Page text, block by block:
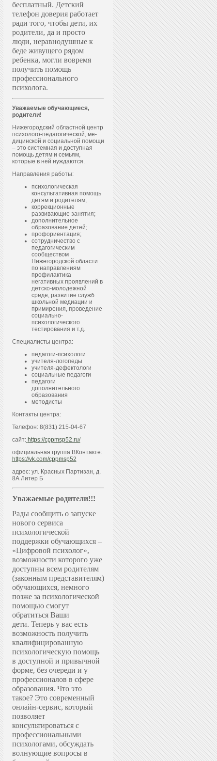
бесплатный. Детский
телефон доверия работает
ради того, чтобы дети, их
родители, да и просто
люди, неравнодушные к
беде живущего рядом
ребенка, могли вовремя
получить помощь
профессионального
психолога.
Уважаемые обучающиеся,
родители!
Нижегородский областной центр
пси­холо­го-пе­даго­гичес­кой, ме­
дицин­ской и со­ци­аль­ной по­мощи
– это системная и доступная
помощь детям и семьям,
которые в ней нуждаются.
Направления работы:
психологическая
консультативная помощь
детям и родителям;
коррекционные
развивающие занятия;
дополнительное
образование детей;
профориентация;
сотрудничество с
педагогическим
сообществом
Нижегородской области
по направлениям
профилактика
негативных проявлений в
детско-молодежной
среде, развитие служб
школьной медиации и
примирения, проведение
социально-
психологического
тестирования и т.д.
Специалисты центра:
педагоги-психологи
учителя-логопеды
учителя-дефектологи
социальные педагоги
педагоги
дополнительного
образования
методисты
Контакты центра:
Телефон: 8(831) 215-04-67
сайт: https://cppmsp52.ru/
официальная группа ВКонтакте:
https://vk.com/cppmsp52
адрес: ул. Красных Партизан, д.
8А Литер Б
Уважаемые родители!!!
Рады сообщить о запуске
нового сервиса
психологической
поддержки обучающихся –
«Цифровой психолог»,
возможности которого уже
доступны всем родителям
(законным представителям)
обучающихся, немного
позже за психологической
помощью смогут
обратиться Ваши
дети. Теперь у вас есть
возможность получить
квалифицированную
психологическую помощь
в доступной и привычной
форме, без очереди и у
профессионалов в сфере
образования. Что это
такое? Это современный
онлайн-сервис, который
позволяет
консультироваться с
профессиональными
психологами, обсуждать
волнующие вопросы в